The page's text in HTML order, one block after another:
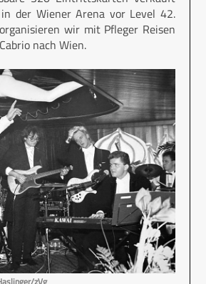
der Wiener Arena vor Level 42.
wir mit Pfleger Reisen
nach Wien.